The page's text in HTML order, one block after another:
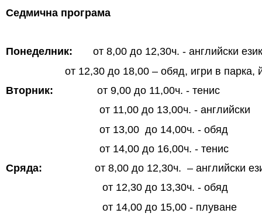
Седмична програма
Понеделник: от 8,00 до 12,30ч. - английски
от 12,30 до 18,00 – обяд, игри в парка,
Вторник: от 9,00 до 11,00ч. - тенис
от 11,00 до 13,00ч. - английски
от 13,00 до 14,00ч. - обяд
от 14,00 до 16,00ч. - тенис
Сряда: от 8,00 до 12,30ч. – английски
от 12,30 до 13,30ч. - обяд
от 14,00 до 15,00 - плуване